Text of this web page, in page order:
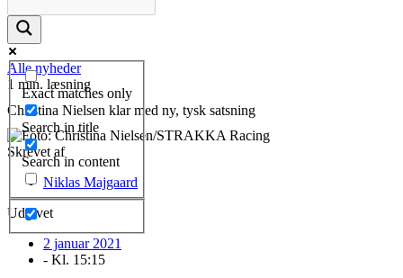
Exact matches only
Search in title
Search in content
Alle nyheder
1 min. læsning
Christina Nielsen klar med ny, tysk satsning
Skrevet af
Niklas Majgaard
Udgivet
2 januar 2021
- Kl. 15:15